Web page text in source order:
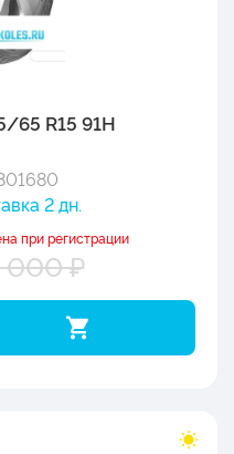
65 R15 91H
2 дн.
при регистрации
000 ₽